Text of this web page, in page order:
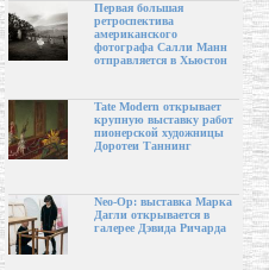
Первая большая
ретроспектива
американского
фотографа Салли Манн
отправляется в Хьюстон
Tate Modern открывает
крупную выставку работ
пионерской художницы
Доротеи Таннинг
Neo-Op: выставка Марка
Дагли открывается в
галерее Дэвида Ричарда